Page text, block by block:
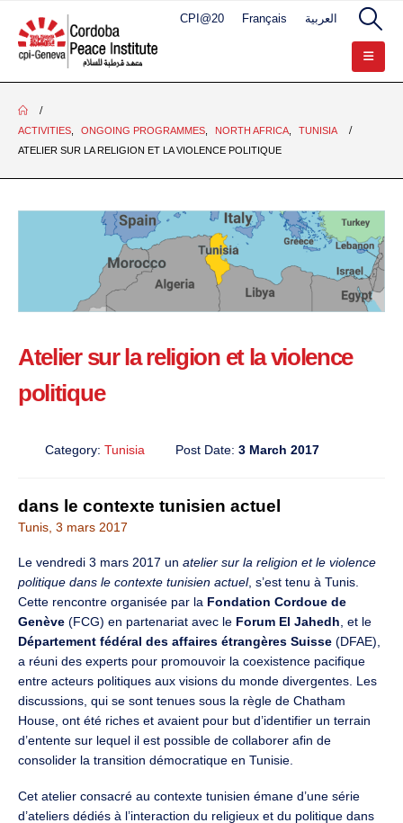
CPI@20 Français العربية
ACTIVITIES ONGOING PROGRAMMES NORTH AFRICA
TUNISIA
ATELIER SUR LA RELIGION ET LA VIOLENCE POLITIQUE
Atelier sur la religion et la violence
politique
Category: Tunisia Post Date: 3 March 2017
dans le contexte tunisien actuel
Tunis, 3 mars 2017
Le vendredi 3 mars 2017 un atelier sur la religion et le violence
politique dans le contexte tunisien actuel, s’est tenu à Tunis.
Cette rencontre organisée par la Fondation Cordoue de
Genève (FCG) en partenariat avec le Forum El Jahedh, et le
Département fédéral des affaires étrangères Suisse (DFAE),
a réuni des experts pour promouvoir la coexistence pacifique
entre acteurs politiques aux visions du monde divergentes. Les
discussions, qui se sont tenues sous la règle de Chatham
House, ont été riches et avaient pour but d’identifier un terrain
d’entente sur lequel il est possible de collaborer afin de
consolider la transition démocratique en Tunisie.
Cet atelier consacré au contexte tunisien émane d’une série
d’ateliers dédiés à l’interaction du religieux et du politique dans